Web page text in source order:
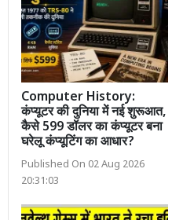
Computer History:
कंप्यूटर की दुनिया में नई शुरूआत,
कैसे 599 डॉलर का कंप्यूटर बना
घरेलू कंप्यूटिंग का आधार?
Published On 02 Aug 2026
20:31:03